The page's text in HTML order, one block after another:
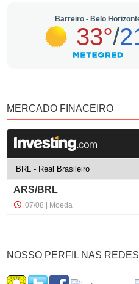
MERCADO FINACEIRO
NOSSO PERFIL NAS REDES